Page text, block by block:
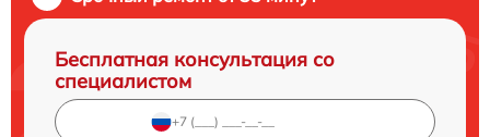
Бесплатная консультация со
специалистом